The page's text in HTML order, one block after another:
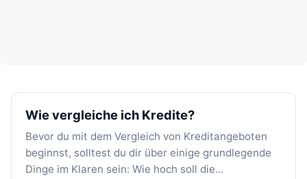
Wie vergleiche ich Kredite?
Bevor du mit dem Vergleich von Kreditangeboten
beginnst, solltest du dir über einige grundlegende
Dinge im Klaren sein: Wie hoch soll die…